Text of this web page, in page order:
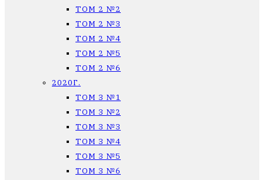
ТОМ 2 №2
ТОМ 2 №3
ТОМ 2 №4
ТОМ 2 №5
ТОМ 2 №6
2020Г.
ТОМ 3 №1
ТОМ 3 №2
ТОМ 3 №3
ТОМ 3 №4
ТОМ 3 №5
ТОМ 3 №6